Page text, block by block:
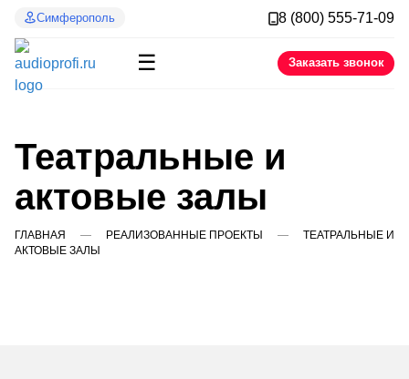
Симферополь 8 (800) 555-71-09
☰ Заказать звонок
Театральные и
актовые залы
ГЛАВНАЯ РЕАЛИЗОВАННЫЕ ПРОЕКТЫ
ТЕАТРАЛЬНЫЕ И
АКТОВЫЕ ЗАЛЫ